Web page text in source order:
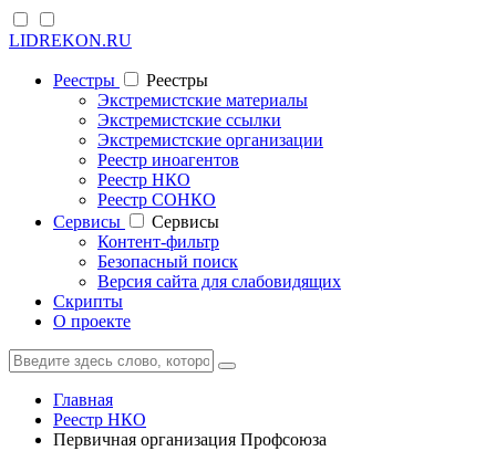
LIDREKON.RU
Реестры
Реестры
Экстремистские материалы
Экстремистские ссылки
Экстремистские организации
Реестр иноагентов
Реестр НКО
Реестр СОНКО
Cервисы
Cервисы
Контент-фильтр
Безопасный поиск
Версия сайта для слабовидящих
Скрипты
О проекте
Главная
Реестр НКО
Первичная организация Профсоюза